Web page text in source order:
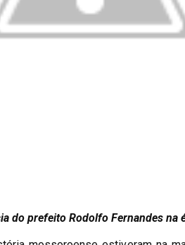
do prefeito Rodolfo Fernandes na